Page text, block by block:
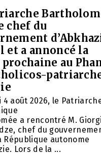
chef du
et a annoncé la
au
4 août 2026, le
a rencontré M. Giorgi
chef du
République autonome
Lors de la ...